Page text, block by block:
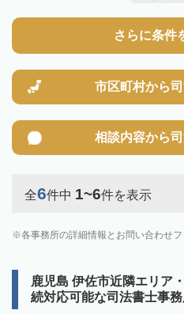
さらに条件
市区町村から
相談内容から
全6件中 1~6件を表示
各事務所の詳細情報とお問い合わせ
鹿児島 伊佐市近隣エリア
続対応可能な司法書士事